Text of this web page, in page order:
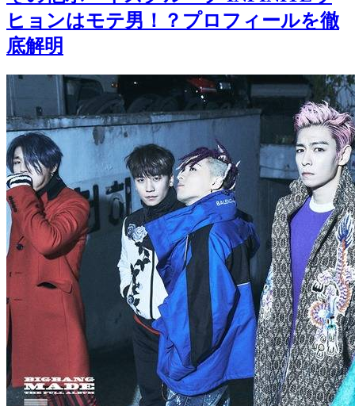
ヒョンはモテ男！？プロフィールを徹
底解明